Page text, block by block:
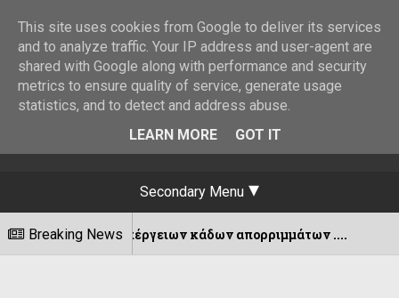
Secondary Menu
Breaking News
υπέργειων κάδων απορριμμάτων .... 07/08/
This site uses cookies from Google to deliver its services
and to analyze traffic. Your IP address and user-agent are
shared with Google along with performance and security
metrics to ensure quality of service, generate usage
statistics, and to detect and address abuse.
LEARN MORE
GOT IT